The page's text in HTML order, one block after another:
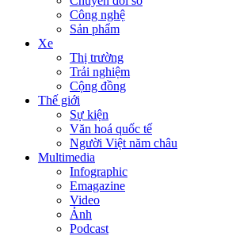
Công nghệ
Sản phẩm
Xe
Thị trường
Trải nghiệm
Cộng đồng
Thế giới
Sự kiện
Văn hoá quốc tế
Người Việt năm châu
Multimedia
Infographic
Emagazine
Video
Ảnh
Podcast